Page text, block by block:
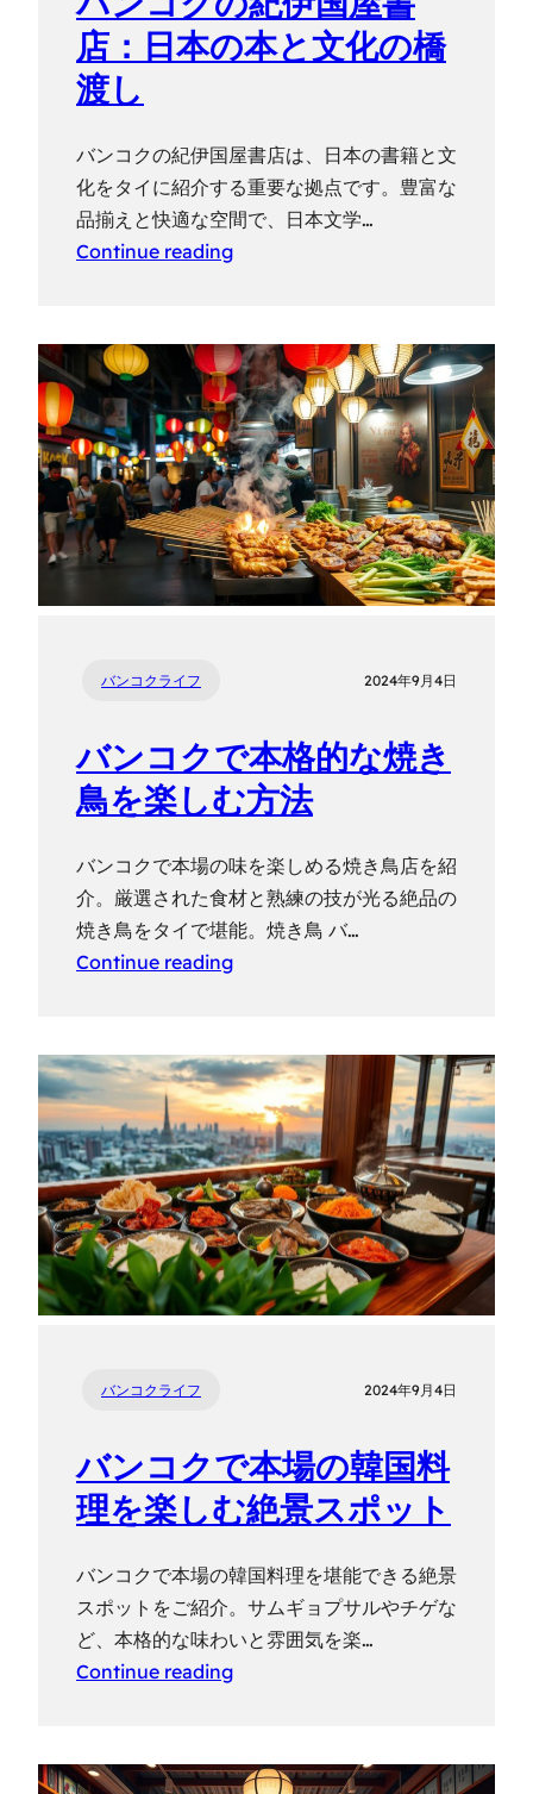
店：日本の本と文化の橋
渡し
バンコクの紀伊国屋書店は、日本の書籍と文
化をタイに紹介する重要な拠点です。豊富な
品揃えと快適な空間で、日本文学…
Continue reading
バンコクライフ 2024年9月4日
バンコクで本格的な焼き
鳥を楽しむ方法
バンコクで本場の味を楽しめる焼き鳥店を紹
介。厳選された食材と熟練の技が光る絶品の
焼き鳥をタイで堪能。焼き鳥 バ…
Continue reading
バンコクライフ 2024年9月4日
バンコクで本場の韓国料
理を楽しむ絶景スポット
バンコクで本場の韓国料理を堪能できる絶景
スポットをご紹介。サムギョプサルやチゲな
ど、本格的な味わいと雰囲気を楽…
Continue reading